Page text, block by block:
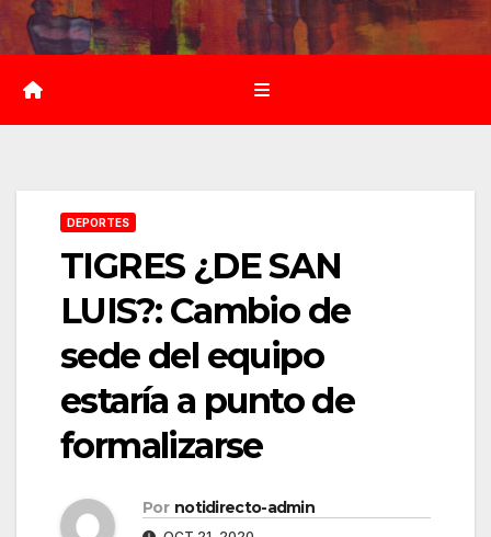
Saltar
al
contenido
DEPORTES
TIGRES ¿DE SAN
LUIS?: Cambio de
sede del equipo
estaría a punto de
formalizarse
Por notidirecto-admin